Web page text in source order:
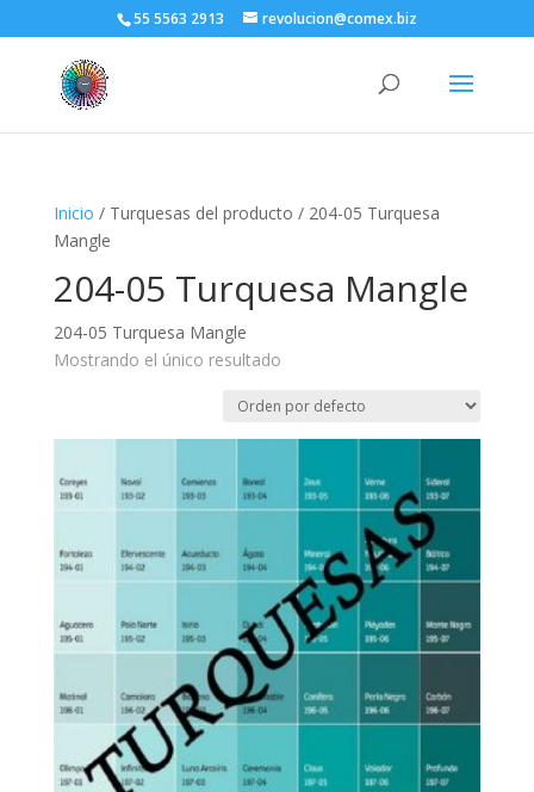
55 5563 2913 revolucion@comex.biz
Inicio / Turquesas del producto / 204-05 Turquesa
Mangle
204-05 Turquesa Mangle
204-05 Turquesa Mangle
Mostrando el único resultado